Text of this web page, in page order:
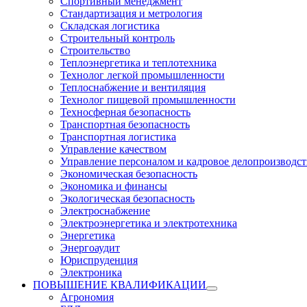
Стандартизация и метрология
Складская логистика
Строительный контроль
Строительство
Теплоэнергетика и теплотехника
Технолог легкой промышленности
Теплоснабжение и вентиляция
Технолог пищевой промышленности
Техносферная безопасность
Транспортная безопасность
Транспортная логистика
Управление качеством
Управление персоналом и кадровое
Экономическая безопасность
Экономика и финансы
Экологическая безопасность
Электроснабжение
Электроэнергетика и электротехника
Энергетика
Энергоаудит
Юриспруденция
Электроника
ПОВЫШЕНИЕ КВАЛИФИКАЦИИ
Агрономия